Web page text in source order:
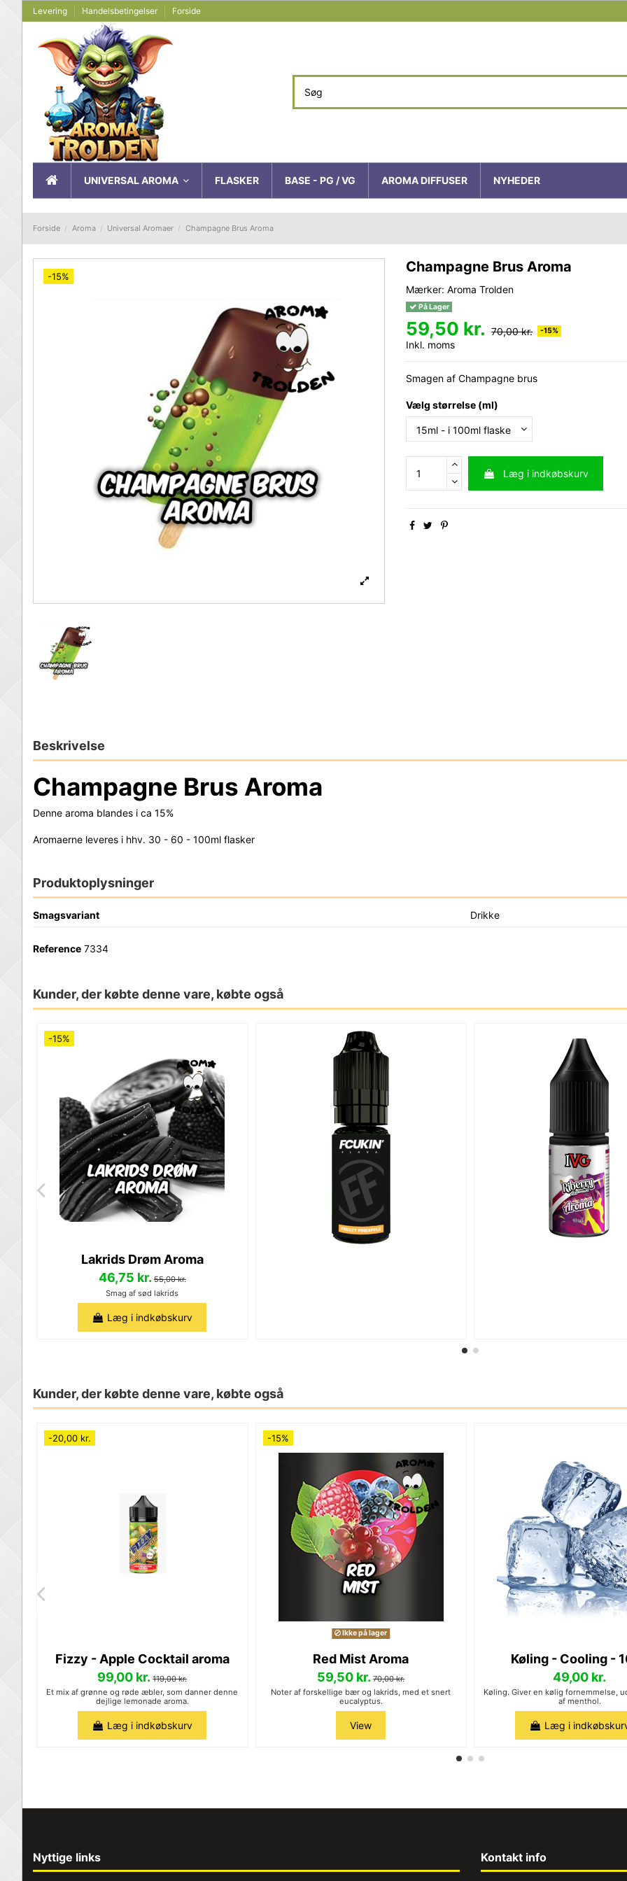
Levering Handelsbetingelser Forside
UNIVERSAL AROMA FLASKER BASE - PG / VG AROMA DIFFUSER NYHEDER
Forside Aroma Universal Aromaer Champagne Brus Aroma
-15%
Champagne Brus Aroma
Mærker: Aroma Trolden
På Lager
59,50 kr. 70,00 kr. -15%
Inkl. moms
Smagen af Champagne brus
Vælg størrelse (ml)
Læg i indkøbskurv
Beskrivelse
Champagne Brus Aroma
Denne aroma blandes i ca 15%
Aromaerne leveres i hhv. 30 - 60 - 100ml flasker
Produktoplysninger
Smagsvariant Drikke
Reference 7334
Kunder, der købte denne vare, købte også
-15%
Lakrids Drøm Aroma
46,75 kr.55,00 kr.
Smag af sød lakrids
Læg i indkøbskurv
Kunder, der købte denne vare, købte også
-20,00 kr.
Fizzy - Apple Cocktail aroma
99,00 kr.119,00 kr.
Et mix af grønne og røde æbler, som danner denne
dejlige lemonade aroma.
Læg i indkøbskurv
-15%
Ikke på lager
Red Mist Aroma
59,50 kr.70,00 kr.
Noter af forskellige bær og lakrids, med et snert
eucalyptus.
View
Køling - Cooling -
49,00 kr.
Køling. Giver en kølig fornemmelse,
af menthol.
Læg i
Nyttige links Kontakt info